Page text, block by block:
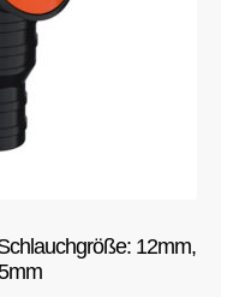
12mm,